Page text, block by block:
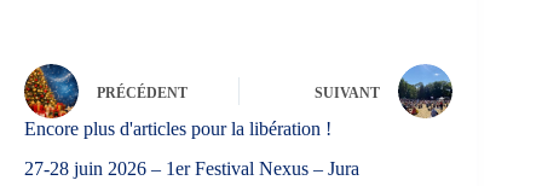
PRÉCÉDENT SUIVANT
Encore plus d'articles pour la libération !
27-28 juin 2026 – 1er Festival Nexus – Jura